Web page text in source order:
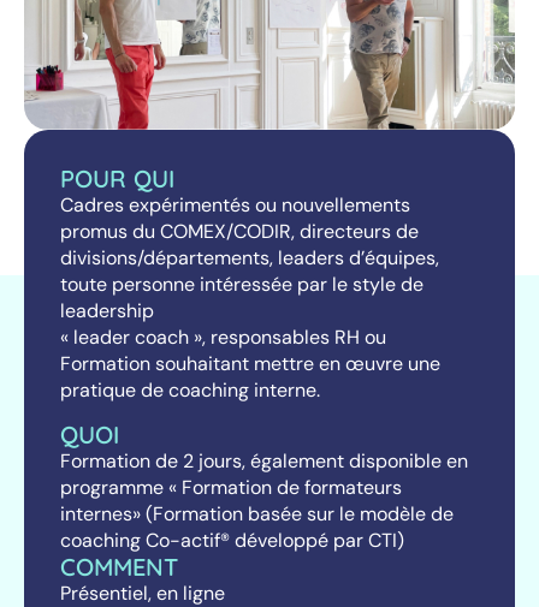
POUR QUI
Cadres expérimentés ou nouvellements
promus du COMEX/CODIR, directeurs de
divisions/départements, leaders d’équipes,
toute personne intéressée par le style de
leadership
« leader coach », responsables RH ou
Formation souhaitant mettre en œuvre une
pratique de coaching interne.
QUOI
Formation de 2 jours, également disponible en
programme « Formation de formateurs
internes» (Formation basée sur le modèle de
coachingCo-actif®développé par CTI)
COMMENT
Présentiel, en ligne